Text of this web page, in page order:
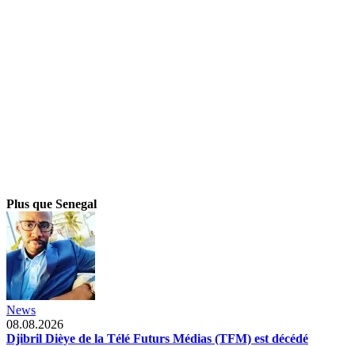
Plus que Senegal
News
08.08.2026
Djibril Dièye de la Télé Futurs Médias (TFM) est décédé